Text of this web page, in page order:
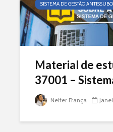
SISTEMA DE GESTÃO
Material de
37001 –
Neifer França